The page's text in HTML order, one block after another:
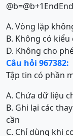
A. Vòng lặp
B. Không có
D. Không cho
Câu hỏi 967382:
Tập tin có phần
A. Chứa dữ liệu
B. Ghi lại các
cần
C. Chỉ dùng khi